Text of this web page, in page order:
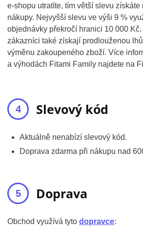
e-shopu utratíte, tím větší slevu získáte
nákupy. Nejvyšší slevu ve výši 9 %
objednávky překročí hranici 10 000
zákazníci také získají prodlouženou
výměnu zakoupeného zboží. Více
a výhodách Fitami Family najdete na
Slevový kód
Aktuálně nenabízí slevový kód.
Doprava zdarma při nákupu nad
Doprava
Obchod využívá tyto dopravce: